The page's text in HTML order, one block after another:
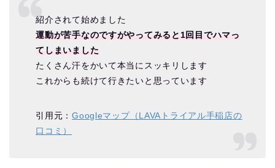
紹介されて始めました
運動が苦手なのですがやってみると1回目でハマっ
てしまいました
たくさん汗をかいて本当にスッキリします
これからも続けて行きたいと思っています
引用元：Googleマップ（LAVAトライアル手稲店の
口コミ）